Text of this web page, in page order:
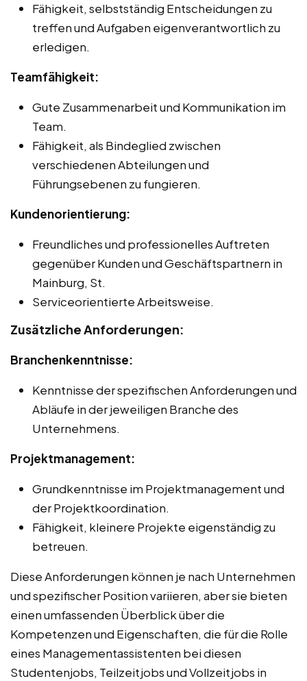
Fähigkeit, selbstständig Entscheidungen zu
treffen und Aufgaben eigenverantwortlich zu
erledigen.
Teamfähigkeit:
Gute Zusammenarbeit und Kommunikation im
Team.
Fähigkeit, als Bindeglied zwischen
verschiedenen Abteilungen und
Führungsebenen zu fungieren.
Kundenorientierung:
Freundliches und professionelles Auftreten
gegenüber Kunden und Geschäftspartnern in
Mainburg, St.
Serviceorientierte Arbeitsweise.
Zusätzliche Anforderungen:
Branchenkenntnisse:
Kenntnisse der spezifischen Anforderungen und
Abläufe in der jeweiligen Branche des
Unternehmens.
Projektmanagement:
Grundkenntnisse im Projektmanagement und
der Projektkoordination.
Fähigkeit, kleinere Projekte eigenständig zu
betreuen.
Diese Anforderungen können je nach Unternehmen
und spezifischer Position variieren, aber sie bieten
einen umfassenden Überblick über die
Kompetenzen und Eigenschaften, die für die Rolle
eines Managementassistenten bei diesen
Studentenjobs, Teilzeitjobs und Vollzeitjobs in